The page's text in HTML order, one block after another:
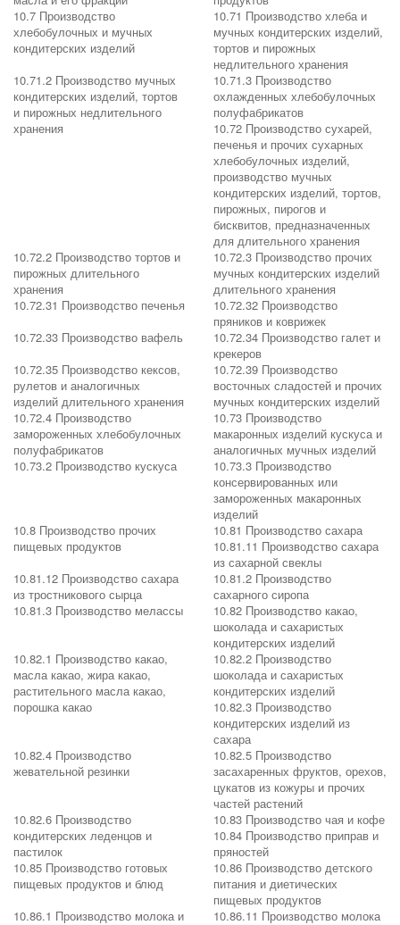
10.7 Производство
хлебобулочных и мучных
кондитерских изделий
10.71 Производство хлеба и
мучных кондитерских изделий,
тортов и пирожных
недлительного хранения
10.71.2 Производство мучных
кондитерских изделий, тортов
и пирожных недлительного
хранения
10.71.3 Производство
охлажденных хлебобулочных
полуфабрикатов
10.72 Производство сухарей,
печенья и прочих сухарных
хлебобулочных изделий,
производство мучных
кондитерских изделий, тортов,
пирожных, пирогов и
бисквитов, предназначенных
для длительного хранения
10.72.2 Производство тортов и
пирожных длительного
хранения
10.72.3 Производство прочих
мучных кондитерских изделий
длительного хранения
10.72.31 Производство печенья
10.72.32 Производство
пряников и коврижек
10.72.33 Производство вафель
10.72.34 Производство галет и
крекеров
10.72.35 Производство кексов,
рулетов и аналогичных
изделий длительного хранения
10.72.39 Производство
восточных сладостей и прочих
мучных кондитерских изделий
10.72.4 Производство
замороженных хлебобулочных
полуфабрикатов
10.73 Производство
макаронных изделий кускуса и
аналогичных мучных изделий
10.73.2 Производство кускуса
10.73.3 Производство
консервированных или
замороженных макаронных
изделий
10.8 Производство прочих
пищевых продуктов
10.81 Производство сахара
10.81.11 Производство сахара
из сахарной свеклы
10.81.12 Производство сахара
из тростникового сырца
10.81.2 Производство
сахарного сиропа
10.81.3 Производство мелассы
10.82 Производство какао,
шоколада и сахаристых
кондитерских изделий
10.82.1 Производство какао,
масла какао, жира какао,
растительного масла какао,
порошка какао
10.82.2 Производство
шоколада и сахаристых
кондитерских изделий
10.82.3 Производство
кондитерских изделий из
сахара
10.82.4 Производство
жевательной резинки
10.82.5 Производство
засахаренных фруктов, орехов,
цукатов из кожуры и прочих
частей растений
10.82.6 Производство
кондитерских леденцов и
пастилок
10.83 Производство чая и кофе
10.84 Производство приправ и
пряностей
10.85 Производство готовых
пищевых продуктов и блюд
10.86 Производство детского
питания и диетических
пищевых продуктов
10.86.1 Производство молока и
10.86.11 Производство молока